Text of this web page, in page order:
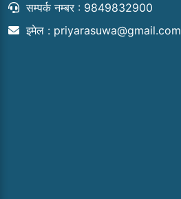
सम्पर्क नम्बर : 9849832900
इमेल : priyarasuwa@gmail.com